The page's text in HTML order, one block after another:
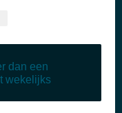
dan een
wekelijks